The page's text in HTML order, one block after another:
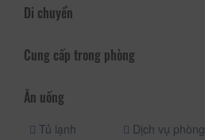
Di chuyển
Cung cấp trong phòng
Ăn uống
Tủ lạnh
Dịch vụ phòng